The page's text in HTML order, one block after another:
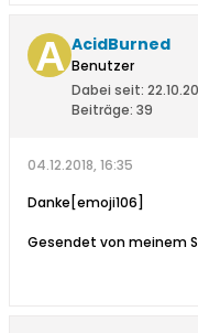
AcidBurned
Benutzer
Dabei seit:
Beiträge: 39
04.12.2018, 16:35
Danke[emoji106]
Gesendet von meinem